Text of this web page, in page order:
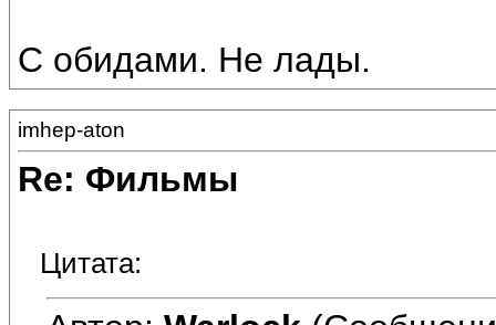
С обидами. Не лады.
imhep-aton
Re: Фильмы
Цитата: